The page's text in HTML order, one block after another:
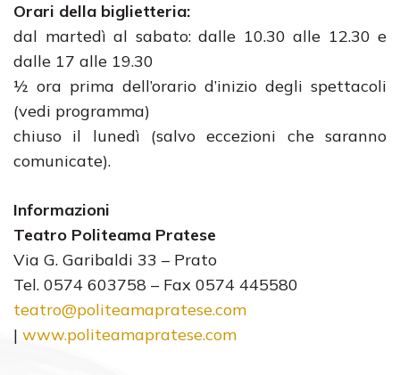
Orari della biglietteria:
dal martedì al sabato: dalle 10.30 alle 12.30 e
dalle 17 alle 19.30
½ ora prima dell’orario d’inizio degli spettacoli
(vedi programma)
chiuso il lunedì (salvo eccezioni che saranno
comunicate).
Informazioni
Teatro Politeama Pratese
Via G. Garibaldi 33 – Prato
Tel. 0574 603758 – Fax 0574 445580
teatro@politeamapratese.com
| www.politeamapratese.com